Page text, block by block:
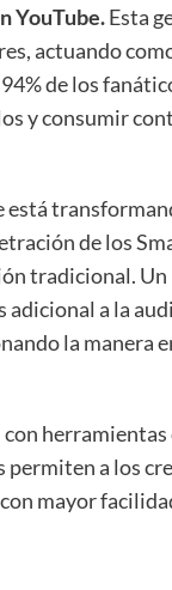
YouTube.Esta
actuando
de los
y consumir
está
de los
tradicional.
adicional a la
la manera
con
permiten a los
mayor